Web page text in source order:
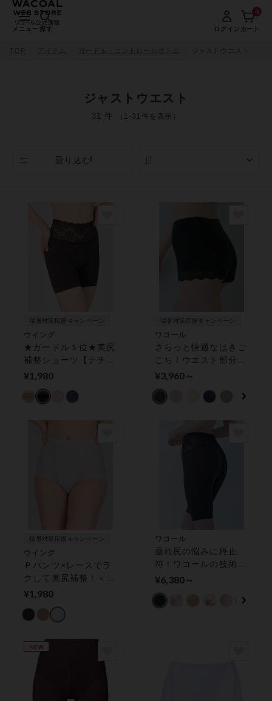
メニュー 探す ログイン カート
0
ジャストウエスト
ジャストウエスト
31 件 （1-31件を表示）
絞り込む
猛暑対策応援キャンペーン
ウイング
★ガードル１位★美尻
補整ショーツ【ナチュ
ラルアップパンツ】Ｐ
¥1,980
猛暑対策応援キャンペーン
ワコール
さらっと快適なはきご
こち！ウエスト部分を
すっきり見せる パン
¥3,960～
猛暑対策応援キャンペーン
ウイング
Ｐパンツ×レースでラ
クして美尻補整！＜レ
ースシェイプショーツ
¥1,980
ワコール
垂れ尻の悩みに終止
符！ワコールの技術を
体感【肌リフト】 ガ
¥6,380～
NEW